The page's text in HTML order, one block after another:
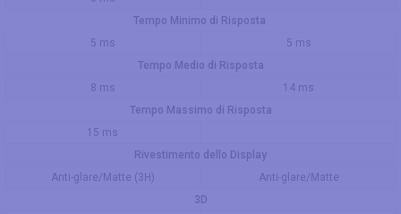
Tempo Minimo di Risposta
5 ms
5 ms
Tempo Medio di Risposta
8 ms
14 ms
Tempo Massimo di Risposta
15 ms
Rivestimento dello Display
Anti-glare/Matte (3H)
Anti-glare/Matte
3D